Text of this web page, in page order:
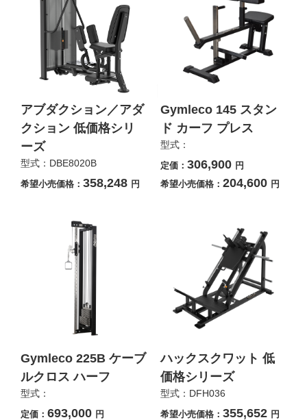
アブダクション／アダ
クション 低価格シリ
ーズ
型式：DBE8020B
希望小売価格： 358,248 円
Gymleco 145 スタン
ド カーフ プレス
型式：
定価： 306,900 円
希望小売価格： 204,600 円
Gymleco 225B ケーブ
ルクロス ハーフ
型式：
定価： 693,000 円
ハックスクワット 低
価格シリーズ
型式：DFH036
希望小売価格： 355,652 円